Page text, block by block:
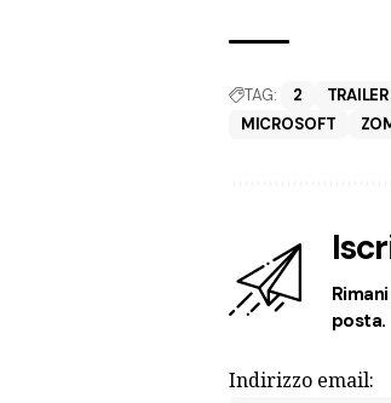
TAG: 2 TRAILER
MICROSOFT
posta.
Indirizzo email: